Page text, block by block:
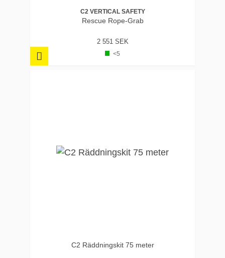
C2 VERTICAL SAFETY
Rescue Rope-Grab
2 551 SEK
<5
C2 Räddningskit 75 meter